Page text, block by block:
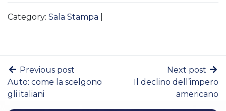
Category: Sala Stampa
Previous post
Auto: come la scelgono
gli italiani
Next post
Il declino dell’impero
americano